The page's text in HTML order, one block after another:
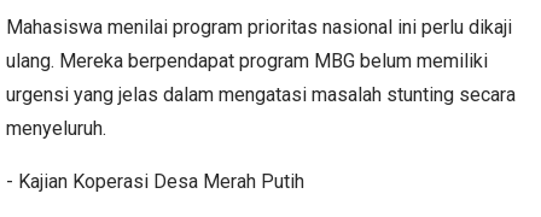
Mahasiswa menilai program prioritas nasional ini perlu dikaji
ulang. Mereka berpendapat program MBG belum memiliki
urgensi yang jelas dalam mengatasi masalah stunting secara
menyeluruh.
- Kajian Koperasi Desa Merah Putih